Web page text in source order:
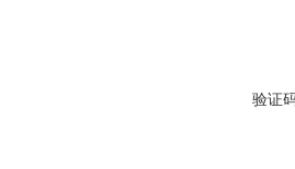
验证